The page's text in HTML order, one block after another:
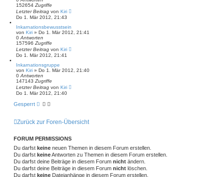
152654 Zugriffe
Letzter Beitrag von Kiri
Do 1. Mär 2012, 21:43
Inkarnationsbewusstsein
von Kiri » Do 1. Mär 2012, 21:41
0 Antworten
157596 Zugriffe
Letzter Beitrag von Kiri
Do 1. Mär 2012, 21:41
Inkarnationsgruppe
von Kiri » Do 1. Mär 2012, 21:40
0 Antworten
147143 Zugriffe
Letzter Beitrag von Kiri
Do 1. Mär 2012, 21:40
Gesperrt
Zurück zur Foren-Übersicht
FORUM PERMISSIONS
Du darfst keine neuen Themen in diesem Forum erstellen.
Du darfst keineAntworten zu Themen in diesem Forum erstellen.
Du darfst deine Beiträge in diesem Forum nicht ändern.
Du darfst deine Beiträge in diesem Forum nicht löschen.
Du darfst keine Dateianhänge in diesem Forum erstellen.